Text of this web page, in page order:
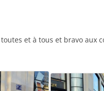
et à tous et bravo aux